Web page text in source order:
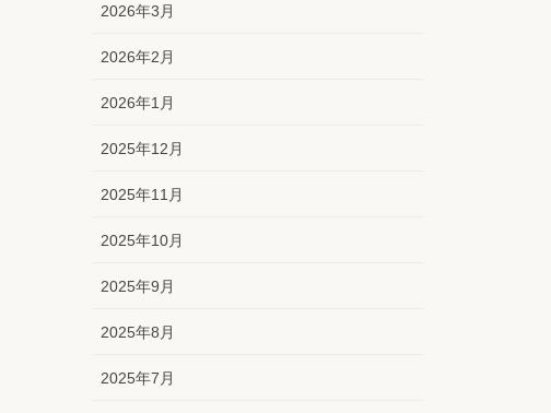
2026年3月
2026年2月
2026年1月
2025年12月
2025年11月
2025年10月
2025年9月
2025年8月
2025年7月